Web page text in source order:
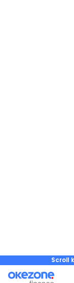
Scroll